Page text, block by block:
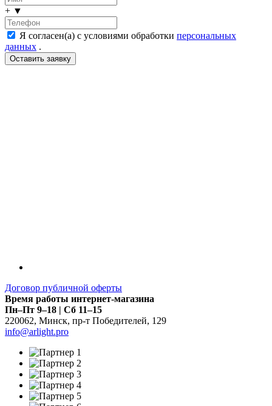
+ ▼
Я согласен(а) с условиями обработки персональных
данных .
Договор публичной оферты
Время работы интернет-магазина
Пн–Пт 9–18 | Сб 11–15
220062, Минск, пр-т Победителей, 129
info@arlight.pro